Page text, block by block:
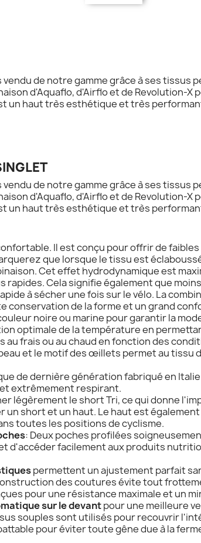
vendu de notre gamme grâce à ses tissus
d'Aquaflo, d'Airflo et de Revolution-X
un haut très esthétique et très
vendu de notre gamme grâce à ses tissus
d'Aquaflo, d'Airflo et de Revolution-X
un haut très esthétique et très
Il est conçu pour offrir de
que lorsque le tissu est
Cet effet hydrodynamique est
rapides. Cela signifie également que
à sécher une fois sur le vélo. La
conservation de la forme et un grand
noire ou marine pour garantir la
optimale de la température en
au frais ou au chaud en fonction des
et le motif des œillets permet au tissu
de dernière génération fabriqué en
et extrêmement respirant.
légèrement le short Tri, ce qui donne
un short et un haut. Le haut est
toutes les positions de cyclisme.
: Deux poches profilées
d'accéder facilement aux produits
permettent un ajustement parfait
des coutures évite tout
pour une résistance maximale et un
sur le devantpour une meilleure
souples sont utilisés pour recouvrir
pour éviter toute gêne due à la